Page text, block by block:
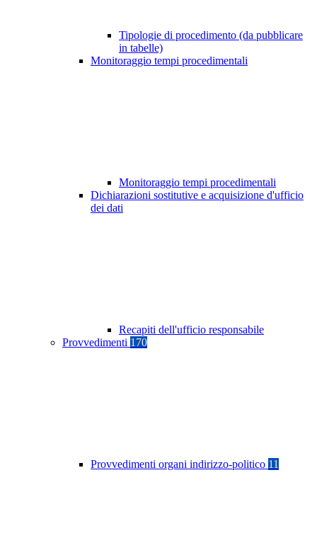
Tipologie di procedimento (da pubblicare
in tabelle)
Monitoraggio tempi procedimentali
Monitoraggio tempi procedimentali
Dichiarazioni sostitutive e acquisizione d'ufficio
dei dati
Recapiti dell'ufficio responsabile
Provvedimenti 170
Provvedimenti organi indirizzo-politico 11